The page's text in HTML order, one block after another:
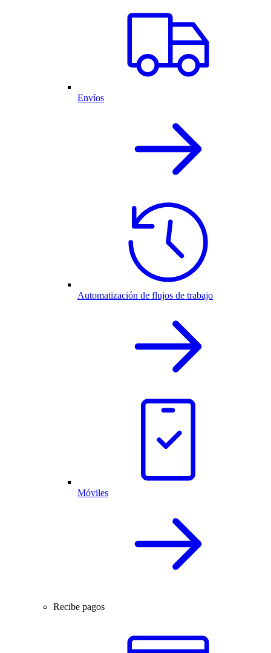
Envíos
Automatización de flujos de trabajo
Móviles
Recibe pagos